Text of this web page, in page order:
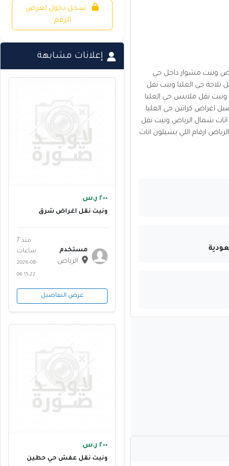
شمال الرياض ونيت مشوار داخل حي
حي العليا ونيت نقل
ونيت نقل ملابس حي العليا
داستن هايلوكس توصيل اغراض كراتين حي العليا
شمال الرياض ونيت نقل
ارقام اللي يشيلون اثاث
سجل دخول لعرض
الرقم
إعلانات مشابهة
٢٠٠ ر.س
ونيت نقل أغراض شرق
مستخدم
الرياض
منذ 7
ساعات
2026-08-
06 15:22
عرض التفاصيل
٢٠٠ ر.س
ونيت نقل عفش حي حطين